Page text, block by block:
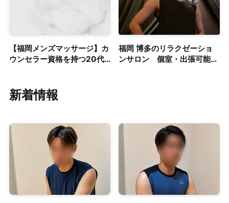
【福岡メンズマッサージ】カ
ウンセラー資格を持つ20代
福岡 博多のリラクゼーショ
ンサロン 個室・出張可能
新着情報